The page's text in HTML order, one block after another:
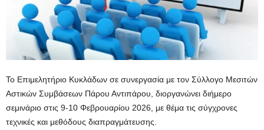
Το Επιμελητήριο Κυκλάδων σε συνεργασία με τον Σύλλογο Μεσιτών
Αστικών Συμβάσεων Πάρου Αντιπάρου, διοργανώνει διήμερο
σεμινάριο στις 9-10 Φεβρουαρίου 2026, με θέμα τις σύγχρονες
τεχνικές και μεθόδους διαπραγμάτευσης.